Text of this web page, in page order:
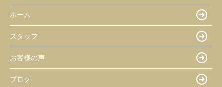
ホーム
スタッフ
お客様の声
ブログ